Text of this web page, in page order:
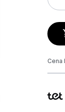
tehnikaCena